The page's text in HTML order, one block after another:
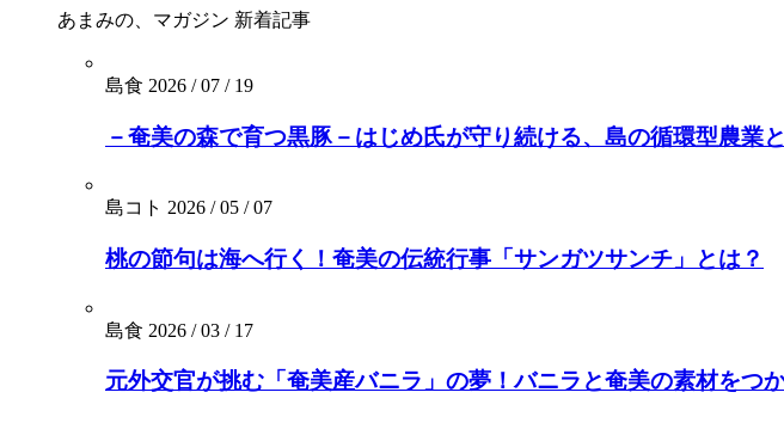
あまみの、マガジン 新着記事
島食 2026 / 07 / 19
－奄美の森で育つ黒豚－はじめ氏が守り続ける、島の循環型農
島コト 2026 / 05 / 07
桃の節句は海へ行く！奄美の伝統行事「サンガツサンチ」とは？
島食 2026 / 03 / 17
元外交官が挑む「奄美産バニラ」の夢！バニラと奄美の素材を